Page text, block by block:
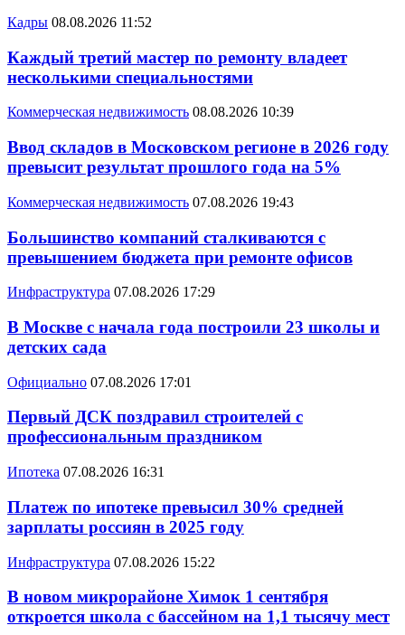
Кадры 08.08.2026 11:52
Каждый третий мастер по ремонту владеет
несколькими специальностями
Коммерческая недвижимость 08.08.2026 10:39
Ввод складов в Московском регионе в 2026 году
превысит результат прошлого года на 5%
Коммерческая недвижимость 07.08.2026 19:43
Большинство компаний сталкиваются с
превышением бюджета при ремонте офисов
Инфраструктура 07.08.2026 17:29
В Москве с начала года построили 23 школы и
детских сада
Официально 07.08.2026 17:01
Первый ДСК поздравил строителей с
профессиональным праздником
Ипотека 07.08.2026 16:31
Платеж по ипотеке превысил 30% средней
зарплаты россиян в 2025 году
Инфраструктура 07.08.2026 15:22
В новом микрорайоне Химок 1 сентября
откроется школа с бассейном на 1,1 тысячу мест